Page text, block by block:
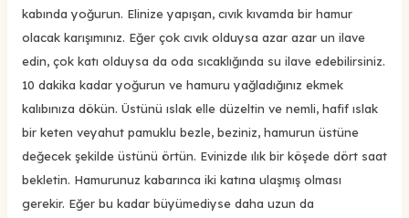
kabında yoğurun. Elinize yapışan, cıvık kıvamda bir hamur
olacak karışımınız. Eğer çok cıvık olduysa azar azar un ilave
edin, çok katı olduysa da oda sıcaklığında su ilave edebilirsiniz.
10 dakika kadar yoğurun ve hamuru yağladığınız ekmek
kalıbınıza dökün. Üstünü ıslak elle düzeltin ve nemli, hafif ıslak
bir keten veyahut pamuklu bezle, beziniz, hamurun üstüne
değecek şekilde üstünü örtün. Evinizde ılık bir köşede dört saat
bekletin. Hamurunuz kabarınca iki katına ulaşmış olması
gerekir. Eğer bu kadar büyümediyse daha uzun da